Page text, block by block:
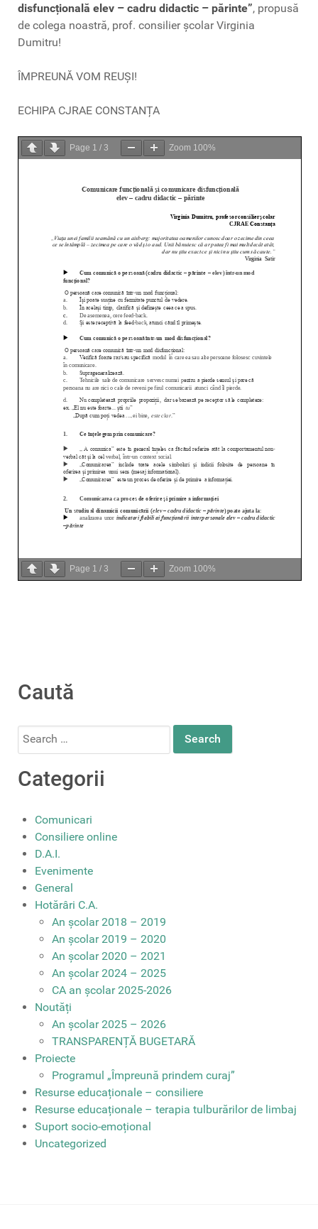
disfuncțională elev – cadru didactic – părinte”, propusă
de colega noastră, prof. consilier școlar Virginia
Dumitru!
ÎMPREUNĂ VOM REUȘI!
ECHIPA CJRAE CONSTANȚA
Page 1 / 3 Zoom 100%
Page 1 / 3 Zoom 100%
Caută
Search
Categorii
Comunicari
Consiliere online
D.A.I.
Evenimente
General
Hotărâri C.A.
An școlar 2018 – 2019
An școlar 2019 – 2020
An școlar 2020 – 2021
An școlar 2024 – 2025
CA an școlar 2025-2026
Noutăți
An școlar 2025 – 2026
TRANSPARENȚĂ BUGETARĂ
Proiecte
Programul „Împreună prindem curaj”
Resurse educaționale – consiliere
Resurse educaționale – terapia tulburărilor de limbaj
Suport socio-emoțional
Uncategorized